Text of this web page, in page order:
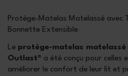
Protège-Matelas Matelassé avec
Bonnette Extensible
Le protège-matelas
Outlast® a été conçu pour celles
améliorer le confort de leur lit et